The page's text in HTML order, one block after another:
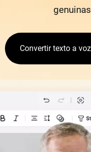
Convertir texto a